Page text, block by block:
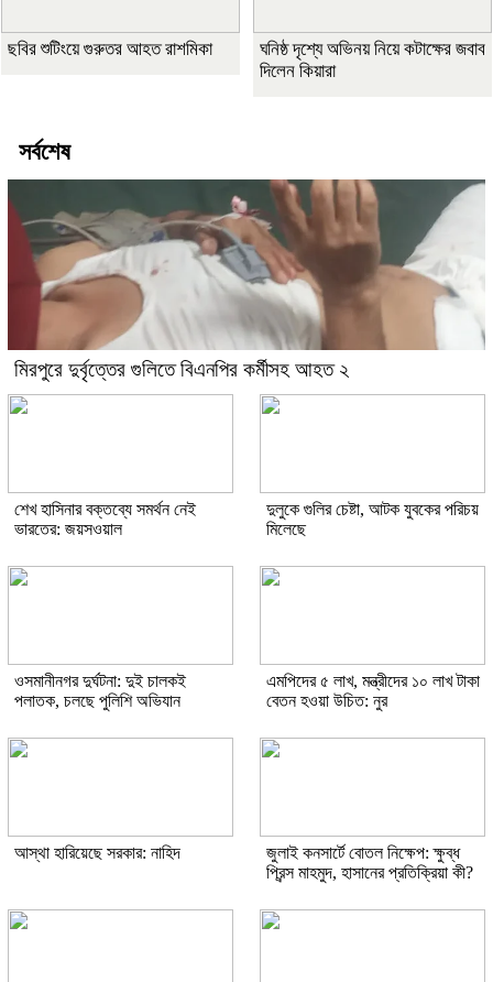
ছবির শুটিংয়ে গুরুতর আহত রাশমিকা
ঘনিষ্ঠ দৃশ্যে অভিনয় নিয়ে কটাক্ষের জবাব
দিলেন কিয়ারা
সর্বশেষ
মিরপুরে দুর্বৃত্তের গুলিতে বিএনপির কর্মীসহ আহত ২
শেখ হাসিনার বক্তব্যে সমর্থন নেই
ভারতের: জয়সওয়াল
দুলুকে গুলির চেষ্টা, আটক যুবকের পরিচয়
মিলেছে
ওসমানীনগর দুর্ঘটনা: দুই চালকই
পলাতক, চলছে পুলিশি অভিযান
এমপিদের ৫ লাখ, মন্ত্রীদের ১০ লাখ টাকা
বেতন হওয়া উচিত: নুর
আস্থা হারিয়েছে সরকার: নাহিদ
জুলাই কনসার্টে বোতল নিক্ষেপ: ক্ষুব্ধ
প্রিন্স মাহমুদ, হাসানের প্রতিক্রিয়া কী?